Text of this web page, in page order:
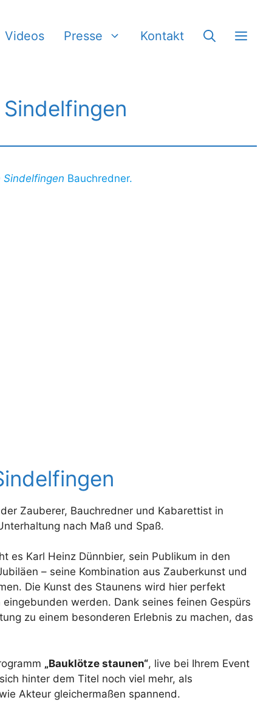
Videos Presse Kontakt
Sindelfingen Bauchredner.
Zauberer, Bauchredner und Kabarettist in
nach Maß und Spaß.
es Karl Heinz Dünnbier, sein Publikum in den
– seine Kombination aus Zauberkunst und
Die Kunst des Staunens wird hier perfekt
werden. Dank seines feinen Gespürs
zu einem besonderen Erlebnis zu machen, das
„Bauklötze staunen“, live bei Ihrem Event
hinter dem Titel noch viel mehr, als
Akteur gleichermaßen spannend.